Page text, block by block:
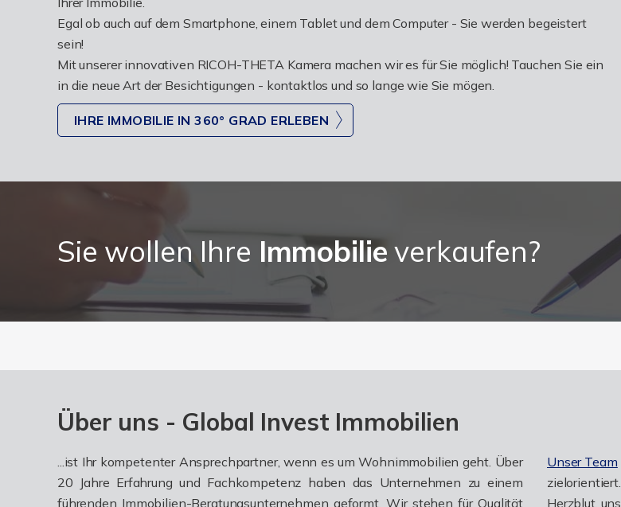
Egal ob auch auf dem Smartphone, einem Tablet und dem Computer - Sie werden begeistert
sein!
Mit unserer innovativen RICOH-THETA Kamera machen wir es für Sie möglich! Tauchen Sie ein
in die neue Art der Besichtigungen - kontaktlos und so lange wie Sie mögen.
IHRE IMMOBILIE IN 360° GRAD ERLEBEN
Sie wollen Ihre Immobilie verkaufen?
Über uns - Global Invest Immobilien
...ist Ihr kompetenter Ansprechpartner, wenn es um Wohnimmobilien geht. Über
20 Jahre Erfahrung und Fachkompetenz haben das Unternehmen zu einem
führenden Immobilien-Beratungsunternehmen geformt. Wir stehen für Qualität
Unser Team
Herzblut,